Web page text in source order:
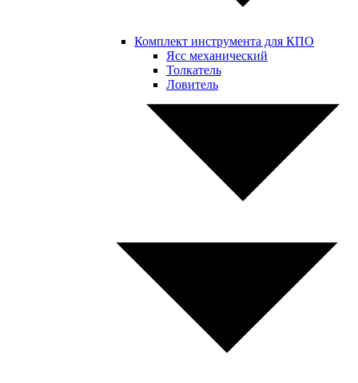
Комплект инструмента для КПО
Ясс механический
Толкатель
Ловитель